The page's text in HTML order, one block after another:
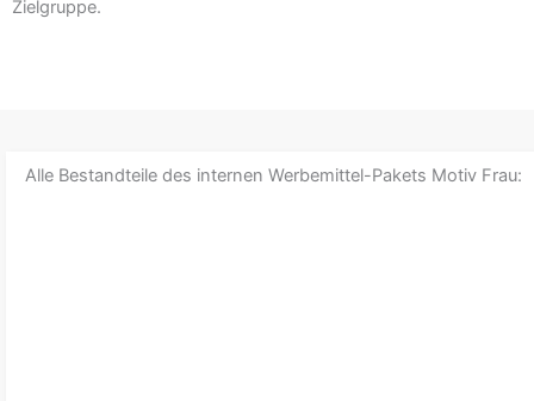
Zielgruppe.
Alle Bestandteile des internen Werbemittel-Pakets Motiv Frau: